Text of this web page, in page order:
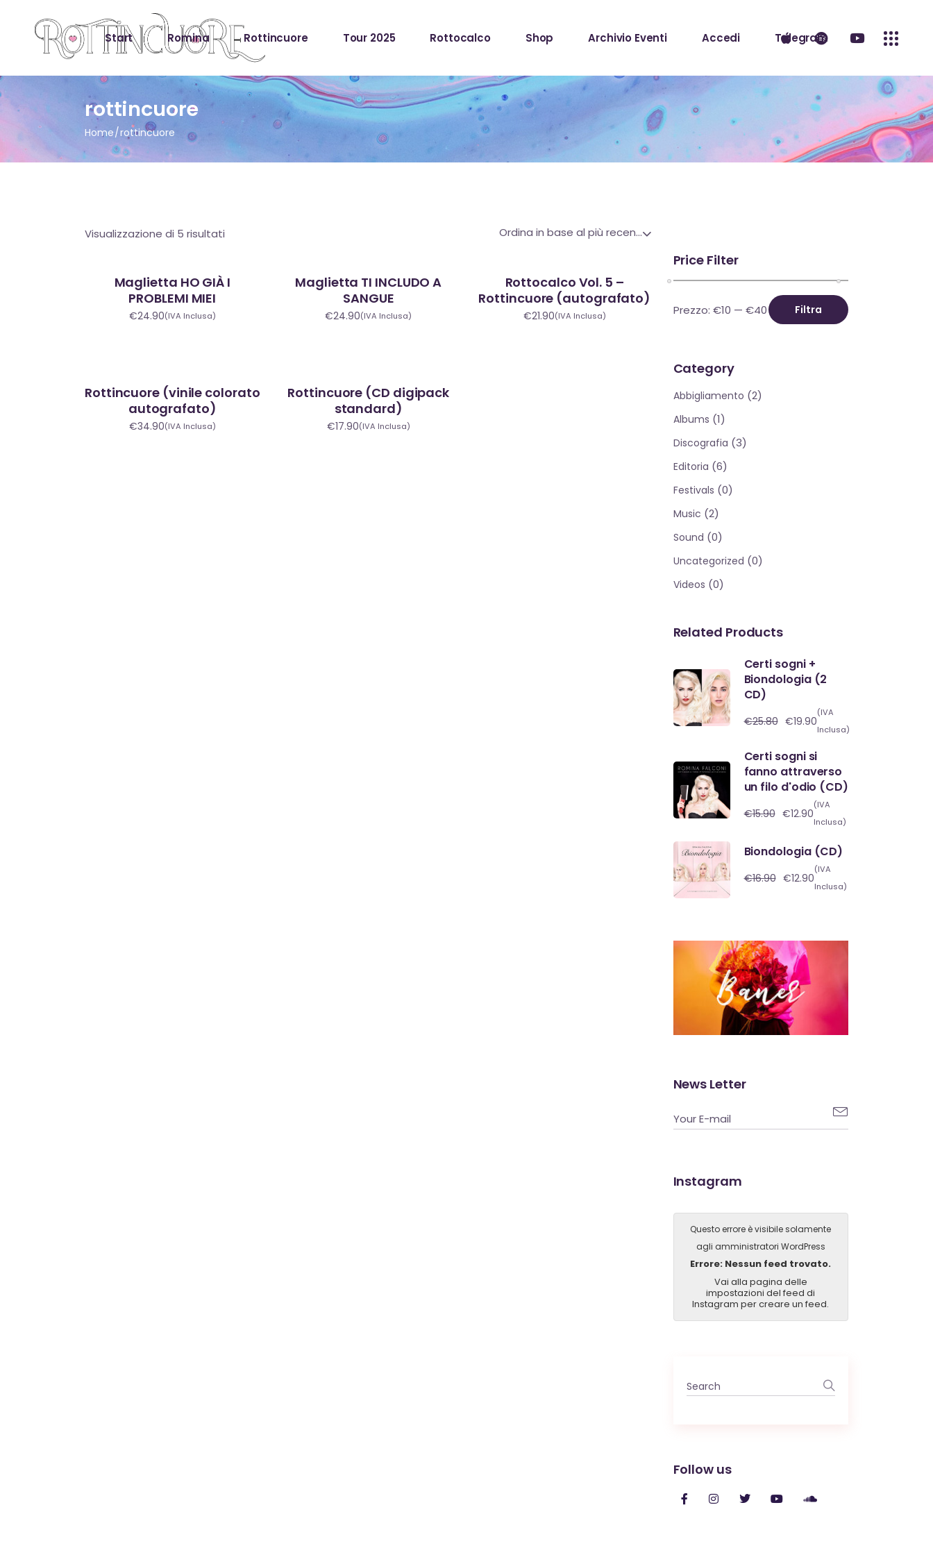
Start Romina Rottincuore Tour 2025 Rottocalco Shop Archivio Eventi Accedi Telegram
rottincuore
Home rottincuore
Visualizzazione di 5 risultati
recente
Ordina in base al più recente
Maglietta HO GIÀ I
PROBLEMI MIEI
€24.90(IVA Inclusa)
Maglietta TI INCLUDO A
SANGUE
€24.90(IVA Inclusa)
Rottocalco Vol. 5 –
Rottincuore (autografato)
€21.90(IVA Inclusa)
Rottincuore (vinile colorato
autografato)
€34.90(IVA Inclusa)
Rottincuore (CD digipack
standard)
€17.90(IVA Inclusa)
Price Filter
Prezzo
Prezzo
Filtra
Prezzo: €10 — €40
Category
Abbigliamento (2)
Albums (1)
Discografia (3)
Editoria (6)
Festivals (0)
Music (2)
Sound (0)
Uncategorized (0)
Videos (0)
Related Products
Certi sogni +
Biondologia (2
CD)
€25.80
Il
era:
€25.80.
€19.90
Il
è:
€19.90.
(IVA
Inclusa)
Certi sogni si
fanno attraverso
un filo d'odio (CD)
€15.90
Il
era:
€15.90.
€12.90
Il
è:
€12.90.
(IVA
Inclusa)
Biondologia (CD)
€16.90
Il €12.90
Il
(IVA
Inclusa)
News Letter

Instagram
Questo errore è visibile solamente
agli amministratori WordPress
Errore: Nessun feed trovato.
Vai alla pagina delle
impostazioni del feed di
Instagram per creare un feed.
Search
for:
Follow us